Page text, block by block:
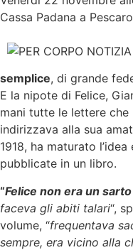
Cassa Padana a
semplice, di grande
E la nipote di Felice,
mani tutte le lettere
indirizzava alla sua
1918, ha maturato
pubblicate in un libro.
“Felice non era un sarto
faceva gli abiti talari“,
volume, “frequentava
sempre, era vicino alla